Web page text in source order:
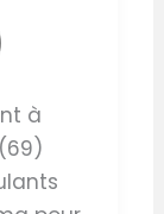
à